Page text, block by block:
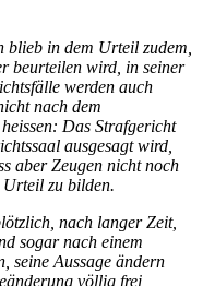
blieb in dem Urteil zudem,
beurteilen wird, in seiner
werden auch
nach dem
Das Strafgericht
ausgesagt wird,
aber Zeugen nicht noch
zu bilden.
nach langer Zeit,
sogar nach einem
seine Aussage ändern
völlig frei